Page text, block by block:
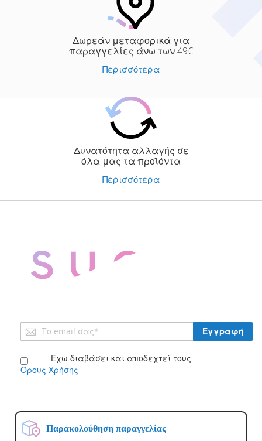
Δωρεάν μεταφορικά για
παραγγελίες άνω των 49€
Περισσότερα
Δυνατότητα αλλαγής σε
όλα μας τα προϊόντα
Περισσότερα
Παρακολούθηση παραγγελίας
Εγγραφή
στο
Δελτίο: Έχω διαβάσει και αποδεχτεί τους
Όρους Χρήσης
Εγγραφή